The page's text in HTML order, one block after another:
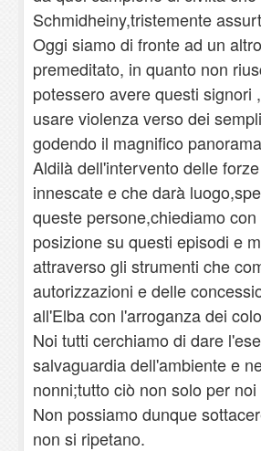
Schmidheiny,tristemente
Oggi siamo di fronte ad un
premeditato, in quanto non
potessero avere questi
usare violenza verso dei
godendo il magnifico
Aldilà dell'intervento delle
innescate e che darà
queste persone,chiediamo
posizione su questi episodi e
attraverso gli strumenti che
autorizzazioni e delle
all'Elba con l'arroganza dei
Noi tutti cerchiamo di dare
salvaguardia dell'ambiente e
nonni;tutto ciò non solo per
Non possiamo dunque
non si ripetano.